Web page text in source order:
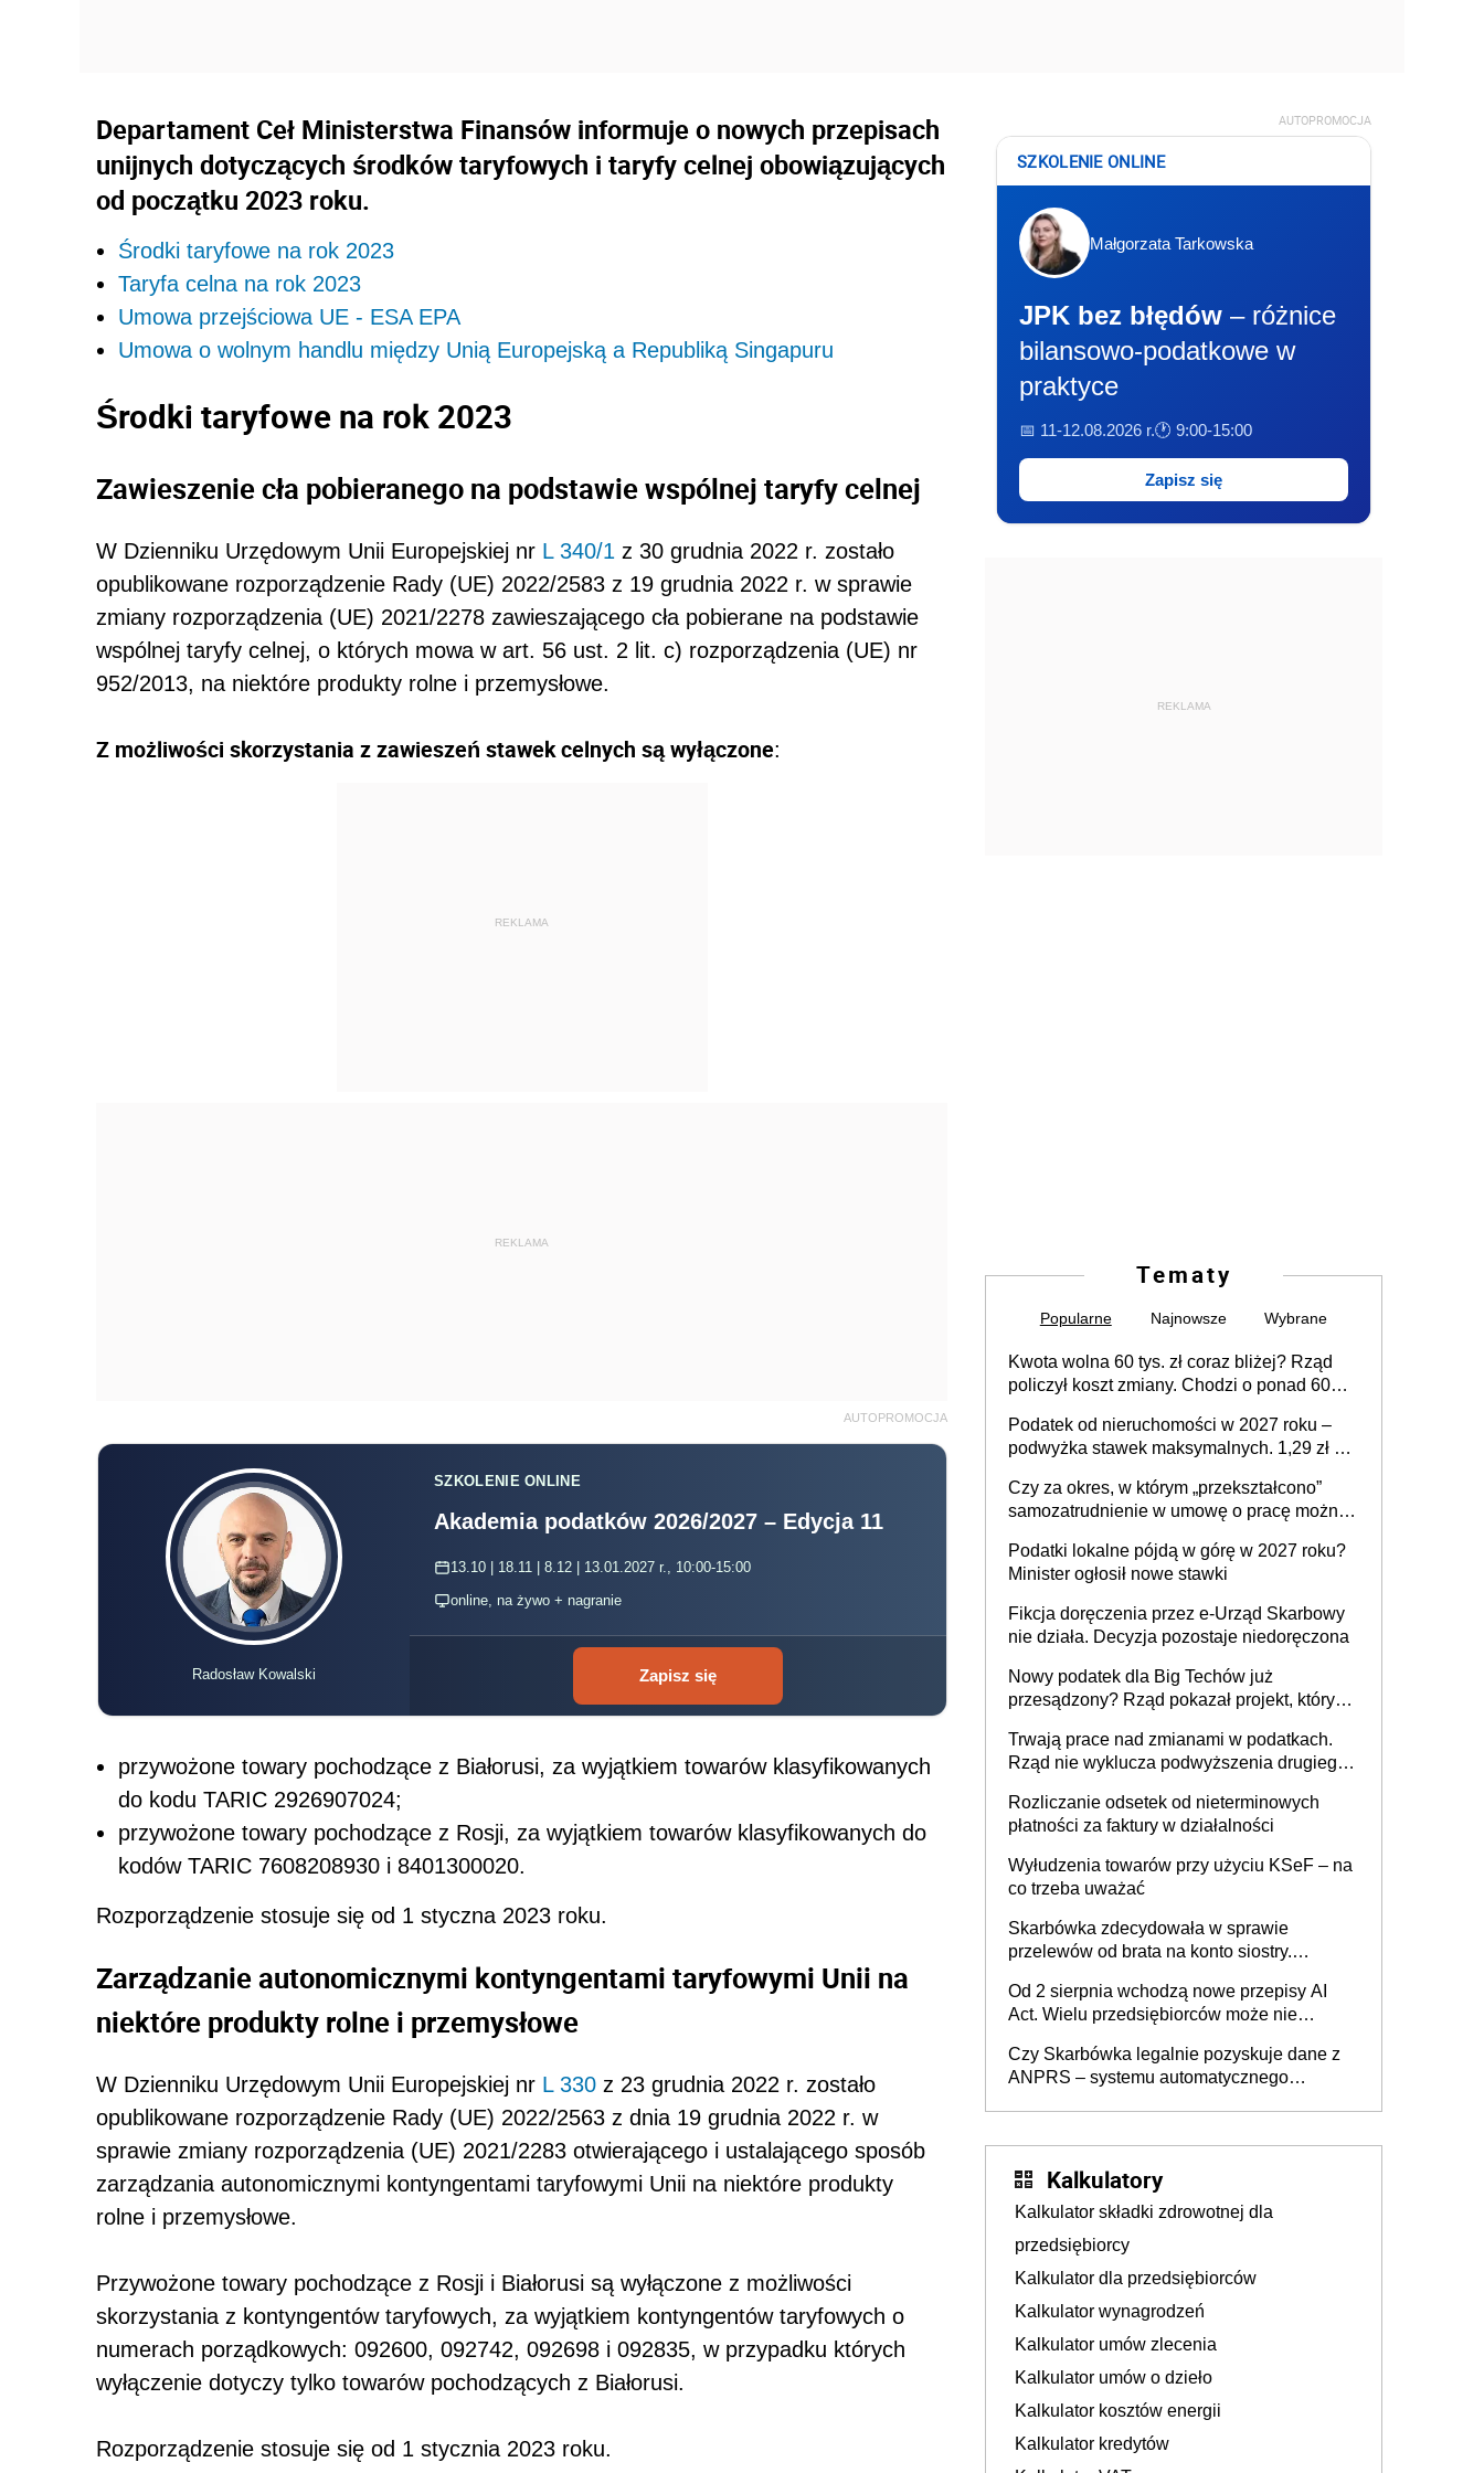
Departament Ceł Ministerstwa Finansów informuje o nowych przepisach
unijnych dotyczących środków taryfowych i taryfy celnej obowiązujących
od początku 2023 roku.
Środki taryfowe na rok 2023
Taryfa celna na rok 2023
Umowa przejściowa UE - ESA EPA
Umowa o wolnym handlu między Unią Europejską a Republiką Singapuru
Środki taryfowe na rok 2023
Zawieszenie cła pobieranego na podstawie wspólnej taryfy celnej
W Dzienniku Urzędowym Unii Europejskiej nr L 340/1 z 30 grudnia 2022 r. zostało
opublikowane rozporządzenie Rady (UE) 2022/2583 z 19 grudnia 2022 r. w sprawie
zmiany rozporządzenia (UE) 2021/2278 zawieszającego cła pobierane na podstawie
wspólnej taryfy celnej, o których mowa w art. 56 ust. 2 lit. c) rozporządzenia (UE) nr
952/2013, na niektóre produkty rolne i przemysłowe.
Z możliwości skorzystania z zawieszeń stawek celnych są wyłączone:
REKLAMA
REKLAMA
AUTOPROMOCJA
Radosław Kowalski
SZKOLENIE ONLINE
Akademia podatków 2026/2027 – Edycja 11
13.10 | 18.11 | 8.12 | 13.01.2027 r., 10:00-15:00
online, na żywo + nagranie
Zapisz się
przywożone towary pochodzące z Białorusi, za wyjątkiem towarów klasyfikowanych
do kodu TARIC 2926907024;
przywożone towary pochodzące z Rosji, za wyjątkiem towarów klasyfikowanych do
kodów TARIC 7608208930 i 8401300020.
Rozporządzenie stosuje się od 1 styczna 2023 roku.
Zarządzanie autonomicznymi kontyngentami taryfowymi Unii na
niektóre produkty rolne i przemysłowe
W Dzienniku Urzędowym Unii Europejskiej nr L 330 z 23 grudnia 2022 r. zostało
opublikowane rozporządzenie Rady (UE) 2022/2563 z dnia 19 grudnia 2022 r. w
sprawie zmiany rozporządzenia (UE) 2021/2283 otwierającego i ustalającego sposób
zarządzania autonomicznymi kontyngentami taryfowymi Unii na niektóre produkty
rolne i przemysłowe.
Przywożone towary pochodzące z Rosji i Białorusi są wyłączone z możliwości
skorzystania z kontyngentów taryfowych, za wyjątkiem kontyngentów taryfowych o
numerach porządkowych: 092600, 092742, 092698 i 092835, w przypadku których
wyłączenie dotyczy tylko towarów pochodzących z Białorusi.
Rozporządzenie stosuje się od 1 stycznia 2023 roku.
AUTOPROMOCJA
SZKOLENIE ONLINE
Małgorzata Tarkowska
JPK bez błędów – różnice
bilansowo-podatkowe w
praktyce
📅 11-12.08.2026 r.🕐 9:00-15:00
Zapisz się
REKLAMA
Tematy
Popularne Najnowsze Wybrane
Kwota wolna 60 tys. zł coraz bliżej? Rząd
policzył koszt zmiany. Chodzi o ponad 60
Podatek od nieruchomości w 2027 roku –
podwyżka stawek maksymalnych. 1,29 zł za
budynków i lokali związanych z
prowadzeniem działalności gospodarczej
Czy za okres, w którym „przekształcono”
samozatrudnienie w umowę o pracę można
umowy cywilnoprawnej jedynym
racjonalnym wyjściem
Podatki lokalne pójdą w górę w 2027 roku?
Minister ogłosił nowe stawki
Fikcja doręczenia przez e-Urząd Skarbowy
nie działa. Decyzja pozostaje niedoręczona
Nowy podatek dla Big Techów już
przesądzony? Rząd pokazał projekt, który
Trwają prace nad zmianami w podatkach.
Rząd nie wyklucza podwyższenia drugiego
Rozliczanie odsetek od nieterminowych
płatności za faktury w działalności
Wyłudzenia towarów przy użyciu KSeF – na
co trzeba uważać
Skarbówka zdecydowała w sprawie
przelewów od brata na konto siostry.
darowizna, ale podatku jednak nie będzie
Od 2 sierpnia wchodzą nowe przepisy AI
Act. Wielu przedsiębiorców może nie
Czy Skarbówka legalnie pozyskuje dane z
ANPRS – systemu automatycznego
Kalkulatory
Kalkulator składki zdrowotnej dla
przedsiębiorcy
Kalkulator dla przedsiębiorców
Kalkulator wynagrodzeń
Kalkulator umów zlecenia
Kalkulator umów o dzieło
Kalkulator kosztów energii
Kalkulator kredytów